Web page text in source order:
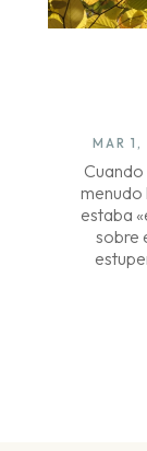
MAR
menudo
estaba
sobre